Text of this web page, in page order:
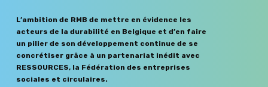
L’ambition de RMB de mettre en évidence les
acteurs de la durabilité en Belgique et d’en faire
un pilier de son développement continue de se
concrétiser grâce à un partenariat inédit avec
RESSOURCES, la Fédération des entreprises
sociales et circulaires.